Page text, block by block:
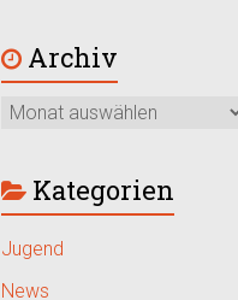
Archiv
Kategorien
Jugend
News